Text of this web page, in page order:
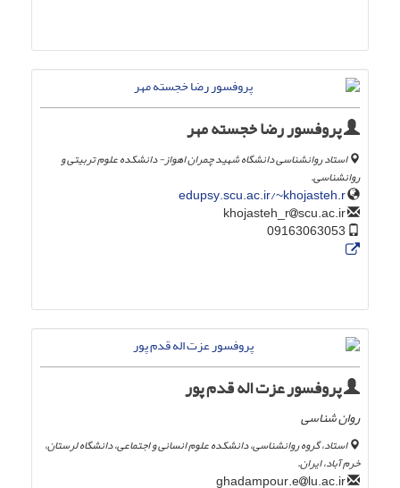
پروفسور رضا خجسته مهر
استاد روانشناسی دانشگاه شهید چمران اهواز- دانشکده علوم تربیتی و
روانشناسی.
edupsy.scu.ac.ir/~khojasteh.r
scu.ac.ir
پروفسور عزت اله قدم پور
روان شناسی
استاد، گروه روانشناسی، دانشکده علوم انسانی و اجتماعی، دانشگاه لرستان،
خرم آباد، ایران.
lu.ac.ir